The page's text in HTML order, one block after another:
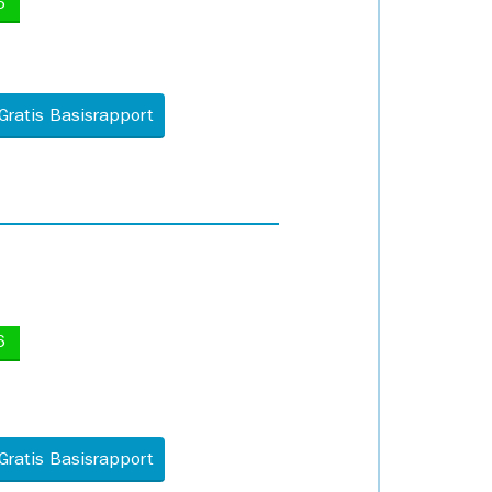
Basisrapport
Basisrapport